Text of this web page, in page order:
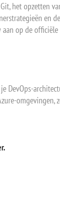
het opzetten
op de
DevOps-